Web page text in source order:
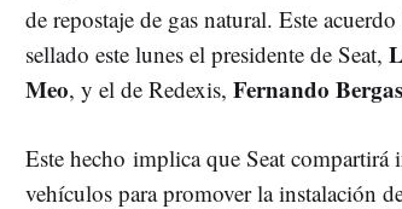
de repostaje de gas natural. Este
sellado este lunes el presidente de Seat,
Meo, y el de Redexis, Fernando
Este hecho implica que Seat compartirá
vehículos para promover la instalación